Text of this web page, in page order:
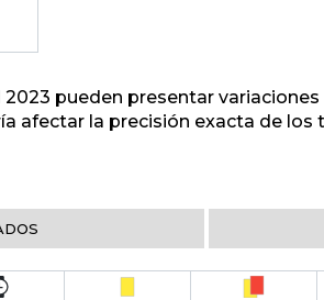
pueden presentar
afectar la precisión exacta de